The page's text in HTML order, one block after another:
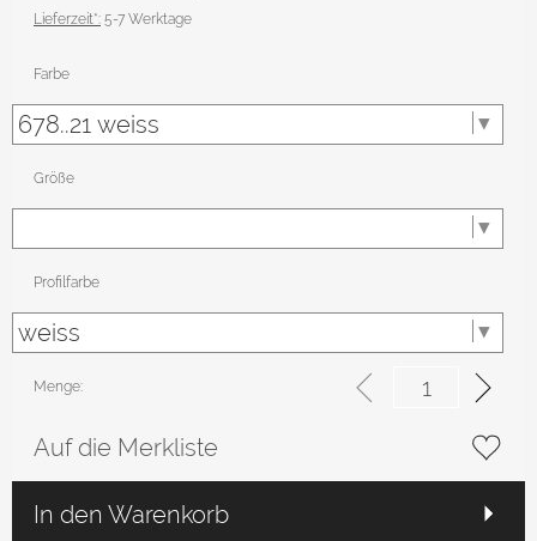
Lieferzeit*: 5-7 Werktage
Farbe
Größe
Profilfarbe
Menge:
Auf die Merkliste
In den Warenkorb